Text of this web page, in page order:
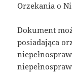
Orzekania o
Dokument
posiadająca